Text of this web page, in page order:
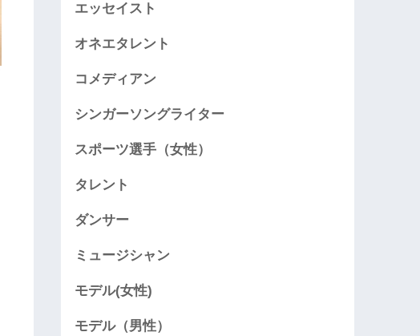
エッセイスト
オネエタレント
コメディアン
シンガーソングライター
スポーツ選手（女性）
タレント
ダンサー
ミュージシャン
モデル(女性)
モデル（男性）